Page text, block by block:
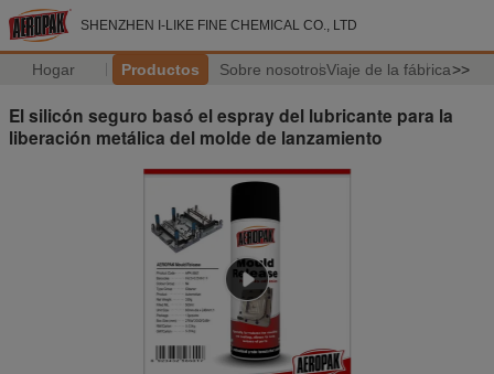
SHENZHEN I-LIKE FINE CHEMICAL CO., LTD
Hogar Productos Sobre nosotrosViaje de la fábrica>>
El silicón seguro basó el espray del lubricante para la
liberación metálica del molde de lanzamiento